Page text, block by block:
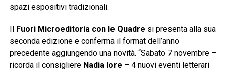
spazi espositivi tradizionali.
Fuori Microeditoria con le Quadre si presenta alla sua
seconda edizione e conferma il format dell’anno
precedente aggiungendo una novità. “Sabato 7 novembre –
ricorda il consigliere Nadia Iore – 4 nuovi eventi letterari